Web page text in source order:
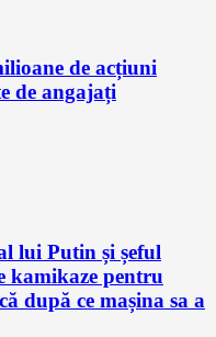
de acțiuni
de angajați
lui Putin și șeful
kamikaze pentru
după ce mașina sa a